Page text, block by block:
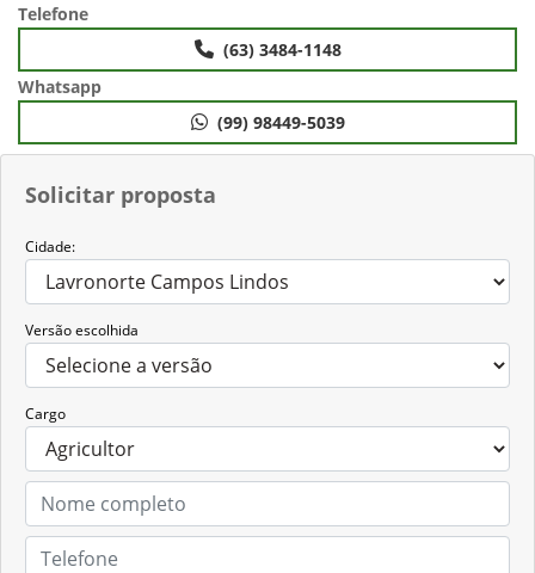
Solicitar proposta
Cidade:
Versão escolhida
Cargo
Telefone
(63) 3484-1148
Whatsapp
(99) 98449-5039